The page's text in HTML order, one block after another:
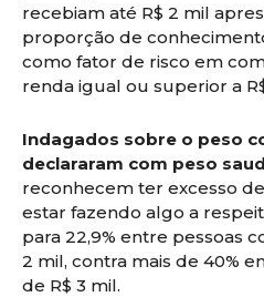
recebiam até R$ 2 mil
proporção de
como fator de risco em
renda igual ou superior a
Indagados sobre o peso
declararam com peso
reconhecem ter excesso
estar fazendo algo a
para 22,9% entre pessoas
2 mil, contra mais de 40%
de R$ 3 mil.